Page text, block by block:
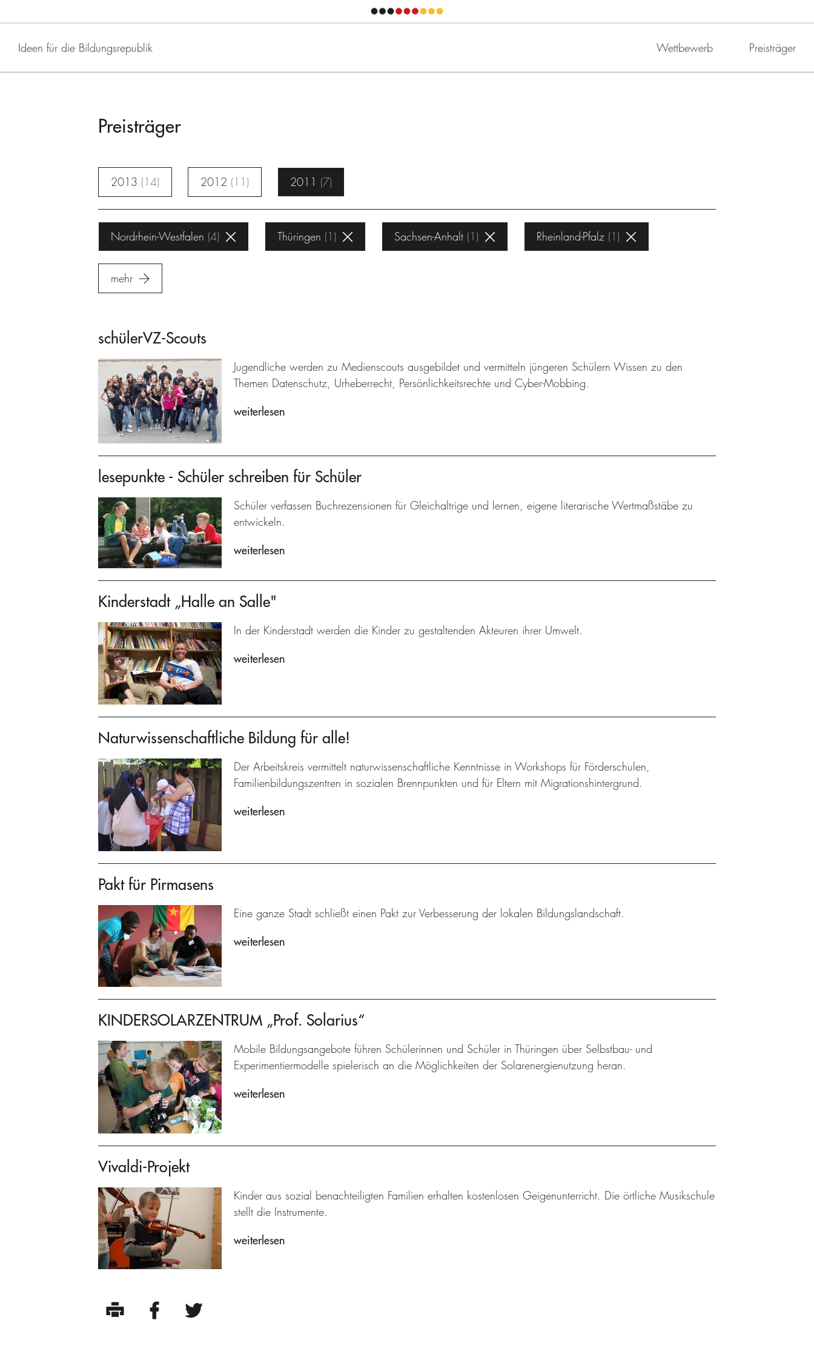
Ideen für die Bildungsrepublik Wettbewerb Preisträger
Preisträger
2013 14 2012 11 2011 7
Nordrhein-Westfalen 4 Thüringen 1 Sachsen-Anhalt 1 Rheinland-Pfalz 1
mehr
schülerVZ-Scouts
Jugendliche werden zu Medienscouts ausgebildet und vermitteln jüngeren Schülern Wissen zu den
Themen Datenschutz, Urheberrecht, Persönlichkeitsrechte und Cyber-Mobbing.
weiterlesen
lesepunkte - Schüler schreiben für Schüler
Schüler verfassen Buchrezensionen für Gleichaltrige und lernen, eigene literarische Wertmaßstäbe zu
entwickeln.
weiterlesen
Kinderstadt „Halle an Salle"
In der Kinderstadt werden die Kinder zu gestaltenden Akteuren ihrer Umwelt.
weiterlesen
Naturwissenschaftliche Bildung für alle!
Der Arbeitskreis vermittelt naturwissenschaftliche Kenntnisse in Workshops für Förderschulen,
Familienbildungszentren in sozialen Brennpunkten und für Eltern mit Migrationshintergrund.
weiterlesen
Pakt für Pirmasens
Eine ganze Stadt schließt einen Pakt zur Verbesserung der lokalen Bildungslandschaft.
weiterlesen
KINDERSOLARZENTRUM „Prof. Solarius“
Mobile Bildungsangebote führen Schülerinnen und Schüler in Thüringen über Selbstbau- und
Experimentiermodelle spielerisch an die Möglichkeiten der Solarenergienutzung heran.
weiterlesen
Vivaldi-Projekt
Kinder aus sozial benachteiligten Familien erhalten kostenlosen Geigenunterricht. Die örtliche Musikschule
stellt die Instrumente.
weiterlesen